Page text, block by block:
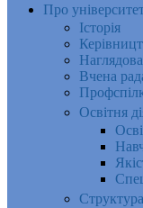
Про
Історія
Вчена
Освітня
Структура